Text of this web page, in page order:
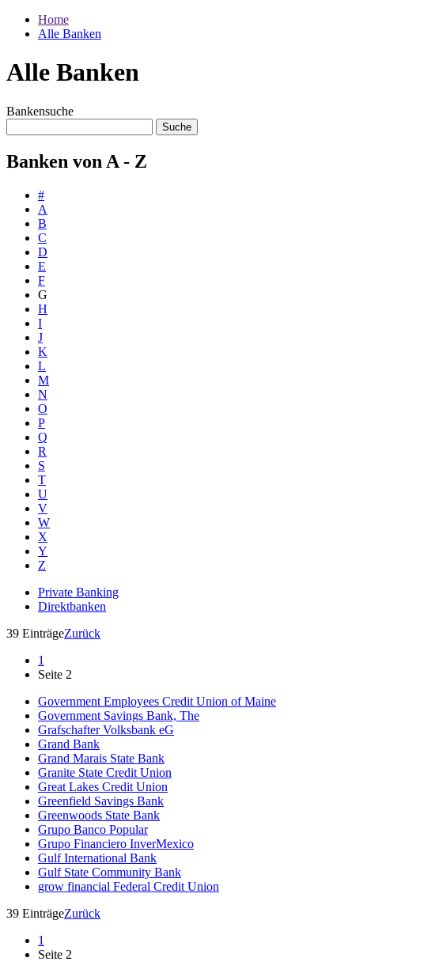
Home
Alle Banken
Alle Banken
Bankensuche
Banken von A - Z
#
A
B
C
D
E
F
G
H
I
J
K
L
M
N
O
P
Q
R
S
T
U
V
W
X
Y
Z
Private Banking
Direktbanken
39 EinträgeZurück
1
Seite 2
Government Employees Credit Union of Maine
Government Savings Bank, The
Grafschafter Volksbank eG
Grand Bank
Grand Marais State Bank
Granite State Credit Union
Great Lakes Credit Union
Greenfield Savings Bank
Greenwoods State Bank
Grupo Banco Popular
Grupo Financiero InverMexico
Gulf International Bank
Gulf State Community Bank
grow financial Federal Credit Union
39 EinträgeZurück
1
Seite 2